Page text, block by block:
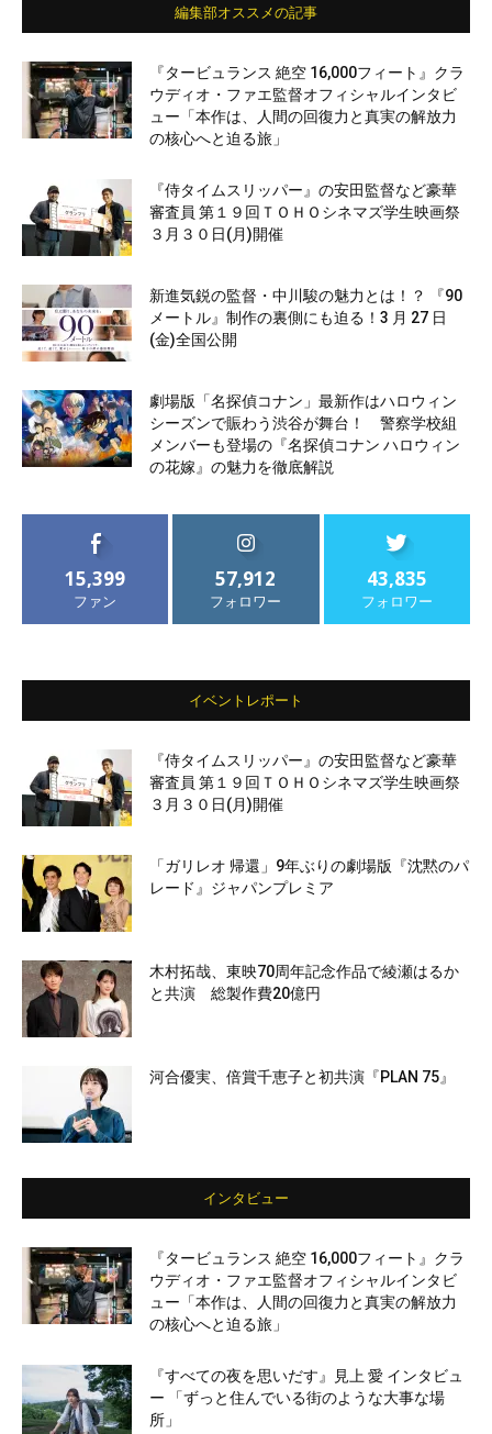
編集部オススメの記事
『タービュランス 絶空 16,000フィート』クラ
ウディオ・ファエ監督オフィシャルインタビ
ュー「本作は、人間の回復力と真実の解放力
の核心へと迫る旅」
『侍タイムスリッパー』の安田監督など豪華
審査員 第１９回ＴＯＨＯシネマズ学生映画祭
３月３０日(月)開催
新進気鋭の監督・中川駿の魅力とは！？ 『90
メートル』制作の裏側にも迫る！3 月 27 日
(金)全国公開
劇場版「名探偵コナン」最新作はハロウィン
シーズンで賑わう渋谷が舞台！ 警察学校組
メンバーも登場の『名探偵コナン ハロウィン
の花嫁』の魅力を徹底解説
15,399
ファン
57,912
フォロワー
43,835
フォロワー
イベントレポート
『侍タイムスリッパー』の安田監督など豪華
審査員 第１９回ＴＯＨＯシネマズ学生映画祭
３月３０日(月)開催
「ガリレオ 帰還」9年ぶりの劇場版『沈黙のパ
レード』ジャパンプレミア
木村拓哉、東映70周年記念作品で綾瀬はるか
と共演 総製作費20億円
河合優実、倍賞千恵子と初共演『PLAN 75』
インタビュー
『タービュランス 絶空 16,000フィート』クラ
ウディオ・ファエ監督オフィシャルインタビ
ュー「本作は、人間の回復力と真実の解放力
の核心へと迫る旅」
『すべての夜を思いだす』見上 愛 インタビュ
ー 「ずっと住んでいる街のような大事な場
所」